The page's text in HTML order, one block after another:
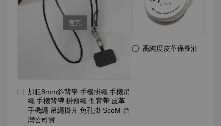
售完
加粗8mm斜背帶 手機掛繩 手機吊
繩 手機背帶 掛頸繩 側背帶 皮革
手機繩 吊繩掛片 免孔掛 SpoM 台
灣公司貨
高純度皮革保養油